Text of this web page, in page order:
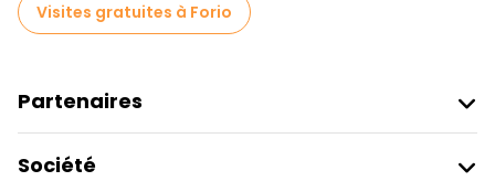
Visites gratuites à Forio
Partenaires
Société